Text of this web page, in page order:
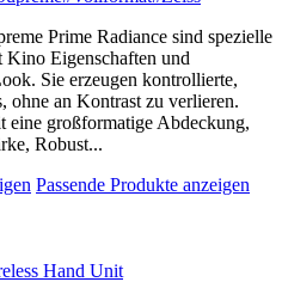
Prime Radiance sind spezielle
Eigenschaften und
Sie erzeugen kontrollierte,
ohne an Kontrast zu verlieren.
eine großformatige Abdeckung,
Robust...
Passende Produkte anzeigen
Hand Unit